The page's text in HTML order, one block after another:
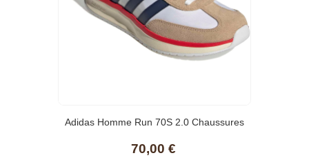
Adidas Homme Run 70S 2.0 Chaussures
70,00 €